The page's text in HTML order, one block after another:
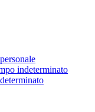
indeterminato